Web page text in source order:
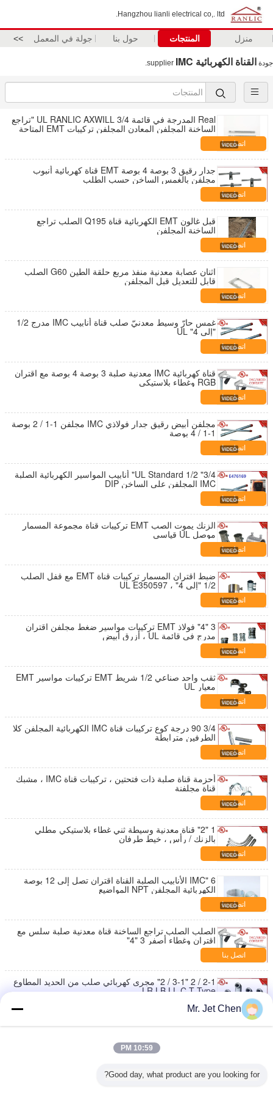
Hangzhou lianli electrical co,. ltd.
منزل المنتجات حول بنا جولة في المعمل >>
جودة القناة الكهربائية IMC
Real المدرجة في قائمة UL RANLIC AXWILL 3/4 "تراجع
الساخنة المجلفن المعادن المجلفن تركيبات EMT المتاحة
اتصل بنا
جدار رقيق 3 بوصة 4 بوصة EMT قناة كهربائية أنبوب
مجلفن بالغمس الساخن حسب الطلب
اتصل بنا
قبل غالون EMT الكهربائية قناة Q195 الصلب تراجع
الساخنة المجلفن
اتصل بنا
اثنان عصابة معدنية منفذ مربع حلقة الطين G60 الصلب
قابل للتعديل قبل المجلفن
اتصل بنا
غمس حارّ وسيط معدنيّ صلب قناة أنابيب IMC مدرج 1/2
"إلى 4" UL
اتصل بنا
قناة كهربائية IMC معدنية صلبة 3 بوصة 4 بوصة مع اقتران
RGB وغطاء بلاستيكي
اتصل بنا
مجلفن أبيض رقيق جدار فولاذي IMC مجلفن 1-1 / 2 بوصة
1-1 / 4 بوصة
اتصل بنا
UL Standard 1/2 "3/4" أنابيب المواسير الكهربائية الصلبة
IMC المجلفن على الساخن DIP
اتصل بنا
الزنك يموت الصب EMT تركيبات قناة مجموعة المسمار
موصل UL قياسي
اتصل بنا
ضبط اقتران المسمار تركيبات قناة EMT مع قفل الصلب
1/2 "إلى 4" ، UL E350597
اتصل بنا
3 "4" فولاذ EMT تركيبات مواسير ضغط مجلفن اقتران
مدرج في قائمة UL ، أزرق أبيض
اتصل بنا
ثقب واحد صناعي 1/2 شريط EMT تركيبات مواسير EMT
معيار UL
اتصل بنا
3/4 90 درجة كوع تركيبات قناة IMC الكهربائية المجلفن كلا
الطرفين مترابطة
اتصل بنا
أحزمة قناة صلبة ذات فتحتين ، تركيبات قناة IMC ، مشبك
قناة مجلفنة
اتصل بنا
1 "2" قناة معدنية وسيطة ثني غطاء بلاستيكي مطلي
بالزنك / رأس ، خيط طرفان
اتصل بنا
6 "IMC الأنابيب الصلبة القناة اقتران تصل إلى 12 بوصة
الكهربائية المجلفن NPT المواضيع
اتصل بنا
الصلب الصلب تراجع الساخنة قناة معدنية صلبة سلس مع
اقتران وغطاء أصفر 3 "4"
اتصل بنا
2-1 / 2 "3-1 / 2" مجرى كهربائي صلب من الحديد المطاوع
LR LB LL C T Type
اتصل بنا
Mr. Jet Chen
10:59 PM
Good day, what product are you looking for?